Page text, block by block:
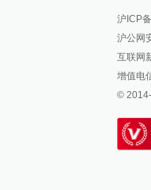
报
沪ICP
沪公网
互联网
增值电
© 2014-